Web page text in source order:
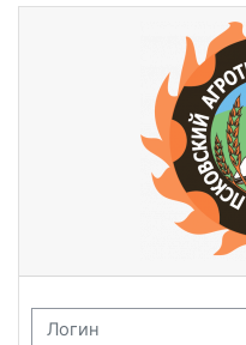
Перейти к основному
Логин